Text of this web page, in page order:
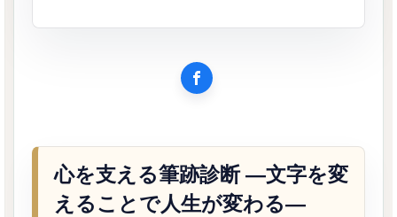
心を支える筆跡診断 ―文字を変
えることで人生が変わる―